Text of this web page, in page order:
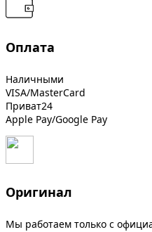
Оплата
Наличными
VISA/MasterCard
Приват24
Apple Pay/Google Pay
Оригинал
Мы работаем только с